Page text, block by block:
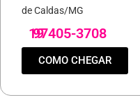
de Caldas/MG
19
97405-3708
COMO CHEGAR